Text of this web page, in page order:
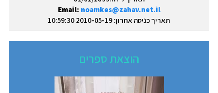
Email: noamkes@zahav.net.il
תאריך כניסה אחרון: 2010-05-19 10:59:30
הוצאת ספרים